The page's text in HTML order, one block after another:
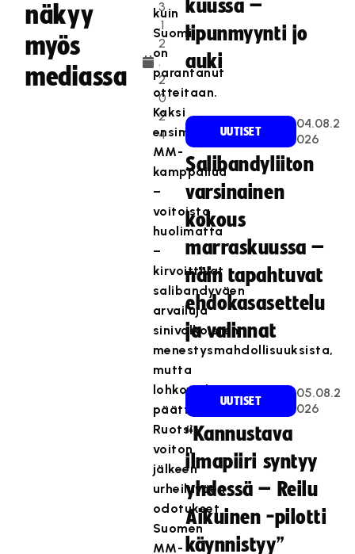
näkyy
myös
mediassa
3
.1
2
.
2
0
2
4
kuin
Suomi
on
parantanut
otteitaan.
Kaksi
ensimmäistä
MM-
kamppailua
–
voitoista
huolimatta
–
kirvoittivat
salibandyväen
arvailuja
sinivalkoisten
menestysmahdollisuuksista,
mutta
lohkovaiheen
päättäneen
Ruotsi-
voiton
jälkeen
urheiluväen
odotukset
Suomen
MM-
kuussa –
lipunmyynti jo
auki
UUTISET
04.08.2
026
Salibandyliiton
varsinainen
kokous
marraskuussa –
näin tapahtuvat
ehdokasasettelu
ja valinnat
UUTISET
05.08.2
026
“Kannustava
ilmapiiri syntyy
yhdessä – Reilu
Aikuinen -pilotti
käynnistyy”